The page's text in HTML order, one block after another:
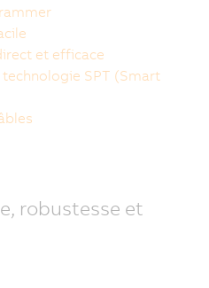
et efficace
SPT (Smart
robustesse et